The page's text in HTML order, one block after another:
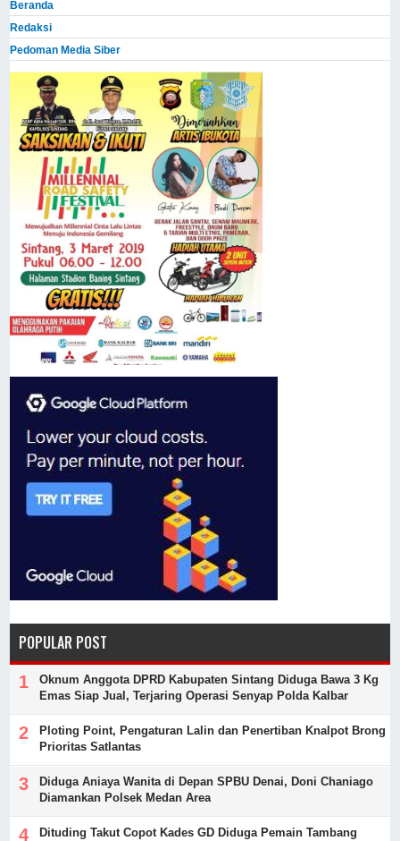
Beranda
Redaksi
Pedoman Media Siber
POPULAR POST
Oknum Anggota DPRD Kabupaten Sintang Diduga Bawa 3 Kg
Emas Siap Jual, Terjaring Operasi Senyap Polda Kalbar
Ploting Point, Pengaturan Lalin dan Penertiban Knalpot Brong
Prioritas Satlantas
Diduga Aniaya Wanita di Depan SPBU Denai, Doni Chaniago
Diamankan Polsek Medan Area
Dituding Takut Copot Kades GD Diduga Pemain Tambang